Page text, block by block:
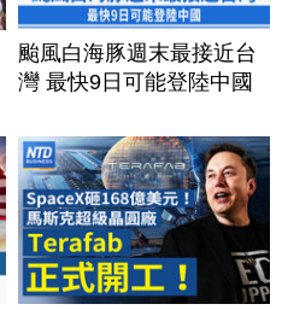
颱風白海豚週末最接近台
灣 最快9日可能登陸中國